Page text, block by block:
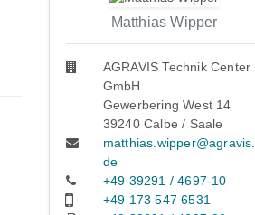
Matthias Wipper
AGRAVIS Technik Center
GmbH
Gewerbering West 14
39240 Calbe / Saale
matthias.wipper@agravis.
de
+49 39291 / 4697-10
+49 173 547 6531